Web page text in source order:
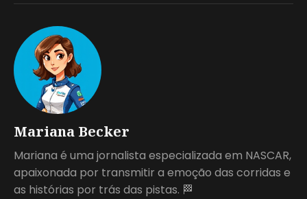
Mariana Becker
Mariana é uma jornalista especializada em NASCAR,
apaixonada por transmitir a emoção das corridas e
as histórias por trás das pistas. 🏁